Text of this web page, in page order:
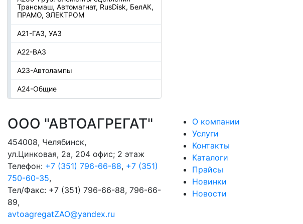
Трансмаш, Автомагнат, RusDisk, БелАК,
ПРАМО, ЭЛЕКТРОМ
А21-ГАЗ, УАЗ
А22-ВАЗ
А23-Автолампы
А24-Общие
ООО "АВТОАГРЕГАТ"
454008, Челябинск,
ул.Цинковая, 2а, 204 офис; 2 этаж
Телефон: +7 (351) 796-66-88, +7 (351)
750-60-35,
Тел/Факс: +7 (351) 796-66-88, 796-66-
89,
avtoagregatZAO@yandex.ru
О компании
Услуги
Контакты
Каталоги
Прайсы
Новинки
Новости